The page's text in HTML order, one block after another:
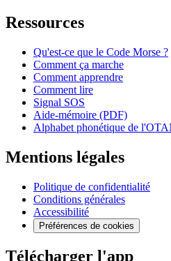
Ressources
Qu'est-ce que le Code Morse ?
Comment ça marche
Comment apprendre
Comment lire
Signal SOS
Aide-mémoire (PDF)
Alphabet phonétique de
Mentions légales
Politique de confidentialité
Conditions générales
Accessibilité
Préférences de cookies
Télécharger l'app